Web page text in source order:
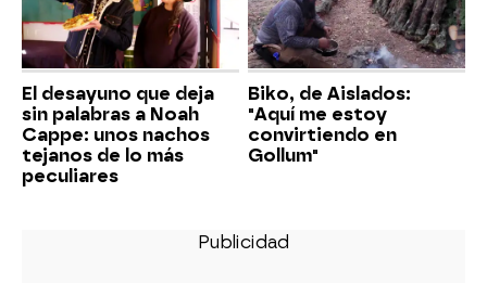
El desayuno que deja
sin palabras a Noah
Cappe: unos nachos
tejanos de lo más
peculiares
Biko, de Aislados:
"Aquí me estoy
convirtiendo en
Gollum"